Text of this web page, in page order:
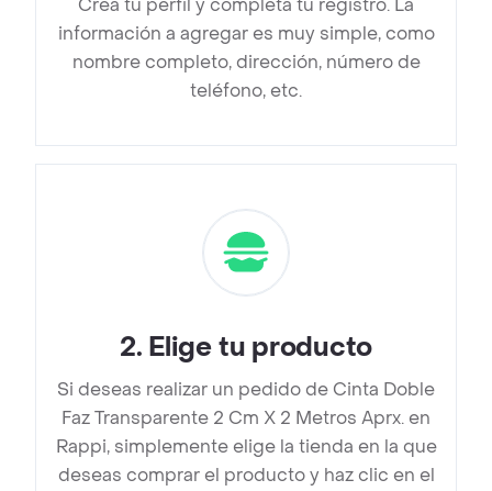
Crea tu perfil y completa tu registro. La
información a agregar es muy simple, como
nombre completo, dirección, número de
teléfono, etc.
2. Elige tu producto
Si deseas realizar un pedido de Cinta Doble
Faz Transparente 2 Cm X 2 Metros Aprx. en
Rappi, simplemente elige la tienda en la que
deseas comprar el producto y haz clic en el